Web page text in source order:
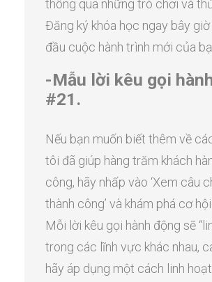
thông qua những trò chơi và
Đăng ký khóa học ngay bây
đầu cuộc hành trình mới của
-Mẫu lời kêu gọi
#21.
Nếu bạn muốn biết thêm về
tôi đã giúp hàng trăm khách
công, hãy nhấp vào ‘Xem câu
thành công’ và khám phá cơ
Mỗi lời kêu gọi hành động sẽ
trong các lĩnh vực khác nhau,
hãy áp dụng một cách linh